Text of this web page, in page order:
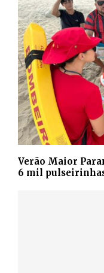
Verão Maior
6 mil